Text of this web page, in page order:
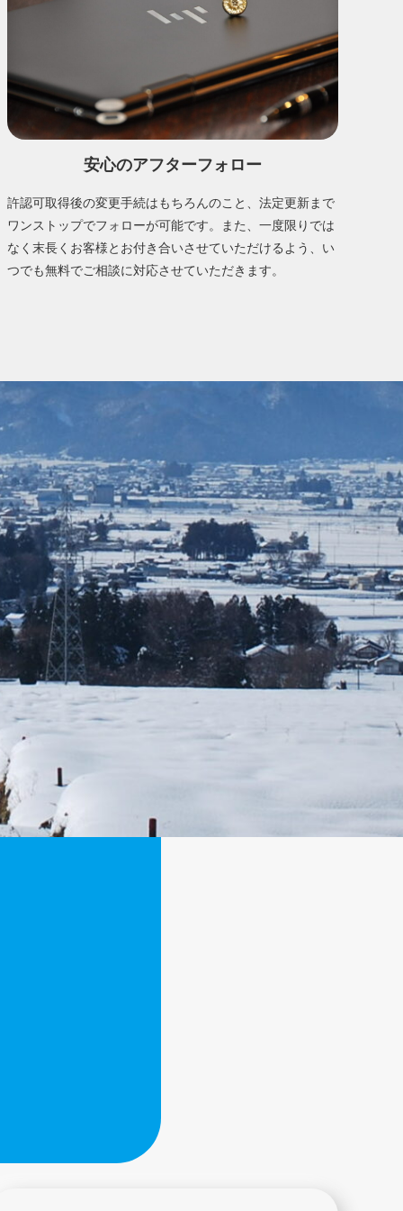
安心のアフターフォロー
許認可取得後の変更手続はもちろんのこと、法定更新まで
ワンストップでフォローが可能です。また、一度限りでは
なく末長くお客様とお付き合いさせていただけるよう、い
つでも無料でご相談に対応させていただきます。